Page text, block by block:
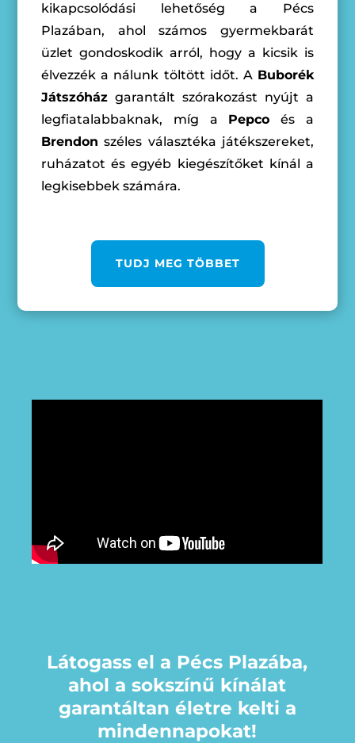
kikapcsolódási lehetőség a Pécs
Plazában, ahol számos gyermekbarát
üzlet gondoskodik arról, hogy a kicsik is
élvezzék a nálunk töltött időt. A Buborék
Játszóház garantált szórakozást nyújt a
legfiatalabbaknak, míg a Pepco és a
Brendon széles választéka játékszereket,
ruházatot és egyéb kiegészítőket kínál a
legkisebbek számára.
TUDJ MEG TÖBBET
Látogass el a Pécs Plazába,
ahol a sokszínű kínálat
garantáltan életre kelti a
mindennapokat!